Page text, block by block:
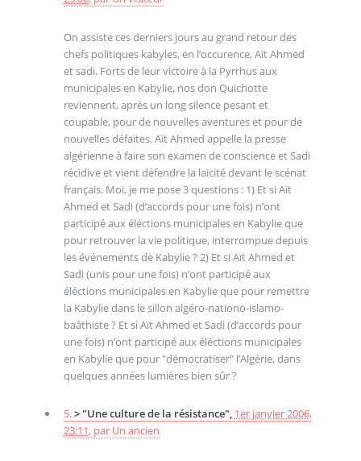
On assiste ces derniers jours au grand retour des
chefs politiques kabyles, en l’occurence, Aït Ahmed
et sadi. Forts de leur victoire à la Pyrrhus aux
municipales en Kabylie, nos don Quichotte
reviennent, après un long silence pesant et
coupable, pour de nouvelles aventures et pour de
nouvelles défaites. Aït Ahmed appelle la presse
algérienne à faire son examen de conscience et Sadi
récidive et vient défendre la laïcité devant le scénat
français. Moi, je me pose 3 questions : 1) Et si Aït
Ahmed et Sadi (d’accords pour une fois) n’ont
participé aux éléctions municipales en Kabylie que
pour retrouver la vie politique, interrompue depuis
les événements de Kabylie ? 2) Et si Aït Ahmed et
Sadi (unis pour une fois) n’ont participé aux
éléctions municipales en Kabylie que pour remettre
la Kabylie dans le sillon algéro-nationo-islamo-
baâthiste ? Et si Aït Ahmed et Sadi (d’accords pour
une fois) n’ont participé aux éléctions municipales
en Kabylie que pour "démocratiser" l’Algérie, dans
quelques années lumières bien sûr ?
5.> "Une culture de la résistance", 1er janvier 2006,
23:11, par Un ancien